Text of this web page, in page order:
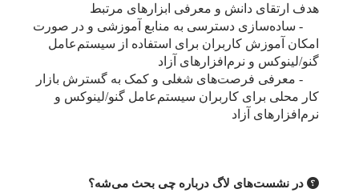
هدف ارتقای دانش و معرفی ابزارهای مرتبط
- ساده‌سازی دسترسی به منابع آموزشی و در صورت
امکان آموزش کاربران برای استفاده از سیستم‌عامل
گنو/لینوکس و نرم‌افزارهای آزاد
- معرفی فرصت‌های شغلی و کمک به گسترش بازار
کار محلی برای کاربران سیستم‌عامل گنو/لینوکس و
نرم‌افزارهای آزاد
در نشست‌های لاگ درباره چی بحث می‌شه؟